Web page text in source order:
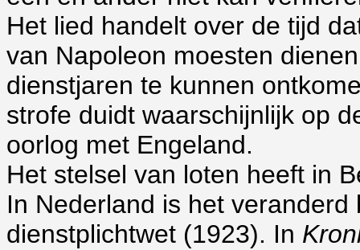
Het lied handelt over de tijd
van Napoleon moesten
dienstjaren te kunnen
strofe duidt waarschijnlijk op
oorlog met Engeland.
Het stelsel van loten heeft in
In Nederland is het
dienstplichtwet (1923). In